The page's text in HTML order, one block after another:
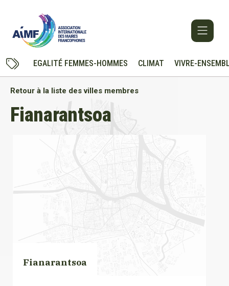
EGALITÉ FEMMES-HOMMES CLIMAT VIVRE-
Retour à la liste des villes membres
Fianarantsoa
Fianarantsoa